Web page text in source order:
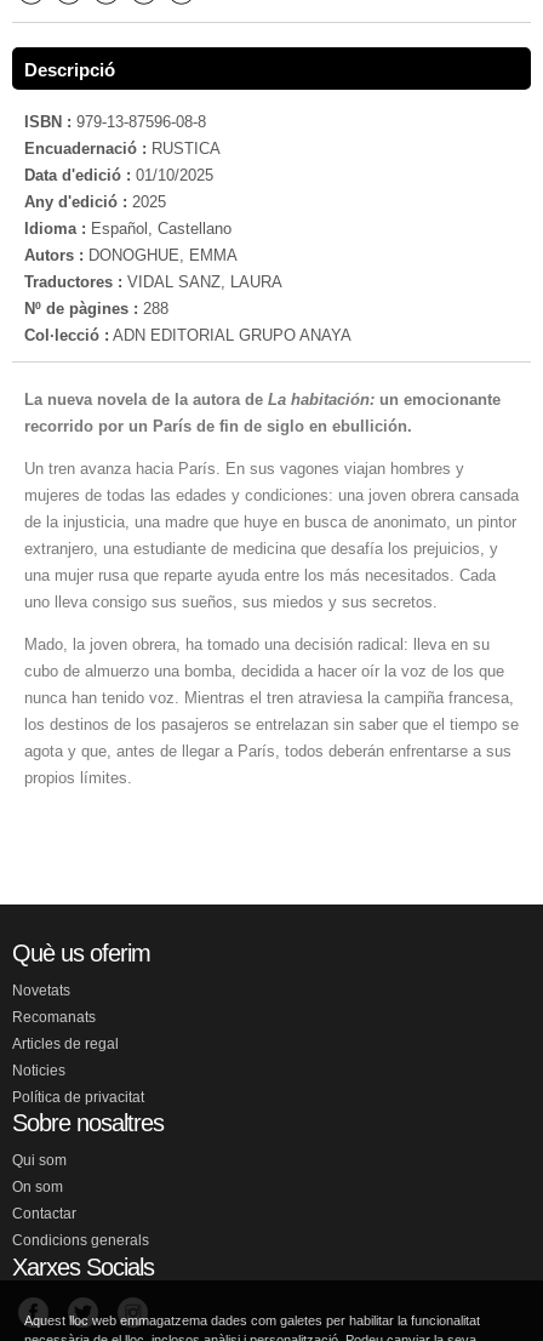
Descripció
ISBN : 979-13-87596-08-8
Encuadernació : RUSTICA
Data d'edició : 01/10/2025
Any d'edició : 2025
Idioma : Español, Castellano
Autors : DONOGHUE, EMMA
Traductores : VIDAL SANZ, LAURA
Nº de pàgines : 288
Col·lecció : ADN EDITORIAL GRUPO ANAYA
La nueva novela de la autora de La habitación: un emocionante
recorrido por un París de fin de siglo en ebullición.
Un tren avanza hacia París. En sus vagones viajan hombres y
mujeres de todas las edades y condiciones: una joven obrera cansada
de la injusticia, una madre que huye en busca de anonimato, un pintor
extranjero, una estudiante de medicina que desafía los prejuicios, y
una mujer rusa que reparte ayuda entre los más necesitados. Cada
uno lleva consigo sus sueños, sus miedos y sus secretos.
Mado, la joven obrera, ha tomado una decisión radical: lleva en su
cubo de almuerzo una bomba, decidida a hacer oír la voz de los que
nunca han tenido voz. Mientras el tren atraviesa la campiña francesa,
los destinos de los pasajeros se entrelazan sin saber que el tiempo se
agota y que, antes de llegar a París, todos deberán enfrentarse a sus
propios límites.
Què us oferim
Novetats
Recomanats
Articles de regal
Noticies
Política de privacitat
Sobre nosaltres
Qui som
On som
Contactar
Condicions generals
Xarxes Socials
Aquest lloc web emmagatzema dades com galetes per habilitar la funcionalitat